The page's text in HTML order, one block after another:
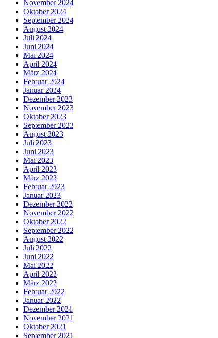
November 2024
Oktober 2024
September 2024
August 2024
Juli 2024
Juni 2024
Mai 2024
April 2024
März 2024
Februar 2024
Januar 2024
Dezember 2023
November 2023
Oktober 2023
September 2023
August 2023
Juli 2023
Juni 2023
Mai 2023
April 2023
März 2023
Februar 2023
Januar 2023
Dezember 2022
November 2022
Oktober 2022
September 2022
August 2022
Juli 2022
Juni 2022
Mai 2022
April 2022
März 2022
Februar 2022
Januar 2022
Dezember 2021
November 2021
Oktober 2021
September 2021